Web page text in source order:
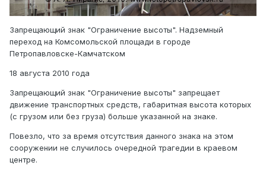
Запрещающий знак "Ограничение высоты". Надземный
переход на Комсомольской площади в городе
Петропавловске-Камчатском
18 августа 2010 года
Запрещающий знак "Ограничение высоты" запрещает
движение транспортных средств, габаритная высота которых
(с грузом или без груза) больше указанной на знаке.
Повезло, что за время отсутствия данного знака на этом
сооружении не случилось очередной трагедии в краевом
центре.